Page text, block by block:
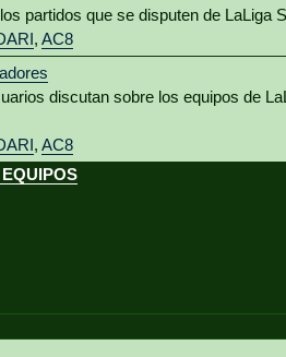
partidos que se disputen de LaLiga
, AC8
discutan sobre los equipos de
, AC8